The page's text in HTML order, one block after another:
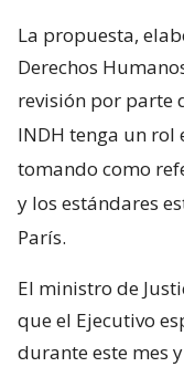
La propuesta,
Derechos
revisión por parte
INDH tenga un rol
tomando como
y los estándares
París.
El ministro de
que el Ejecutivo
durante este mes